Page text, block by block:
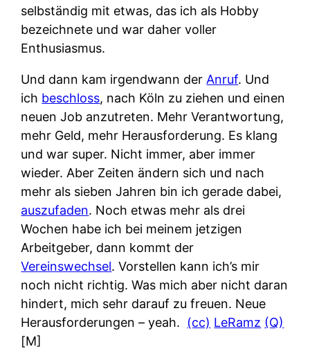
selbständig mit etwas, das ich als Hobby
bezeichnete und war daher voller
Enthusiasmus.
Und dann kam irgendwann der Anruf. Und
ich beschloss, nach Köln zu ziehen und einen
neuen Job anzutreten. Mehr Verantwortung,
mehr Geld, mehr Herausforderung. Es klang
und war super. Nicht immer, aber immer
wieder. Aber Zeiten ändern sich und nach
mehr als sieben Jahren bin ich gerade dabei,
auszufaden. Noch etwas mehr als drei
Wochen habe ich bei meinem jetzigen
Arbeitgeber, dann kommt der
Vereinswechsel. Vorstellen kann ich’s mir
noch nicht richtig. Was mich aber nicht daran
hindert, mich sehr darauf zu freuen. Neue
Herausforderungen – yeah.
(cc) LeRamz (Q)
[M]